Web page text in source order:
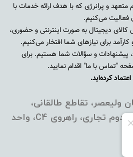
و پرانرژی که با هدف ارائه خدمات با
می‌کنیم.
دیجیتال به صورت اینترنتی و حضوری،
کارآمد برای نیازهای شما افتخار می‌کنیم.
پیشنهادات و سؤالات شما هستیم. برای
"تماس با ما" اقدام نمایید.
کرده‌اید.
ولیعصر، تقاطع طالقانی،
مجتمع نور تهران، طبقه دوم تجاری، راهروی C4، واحد